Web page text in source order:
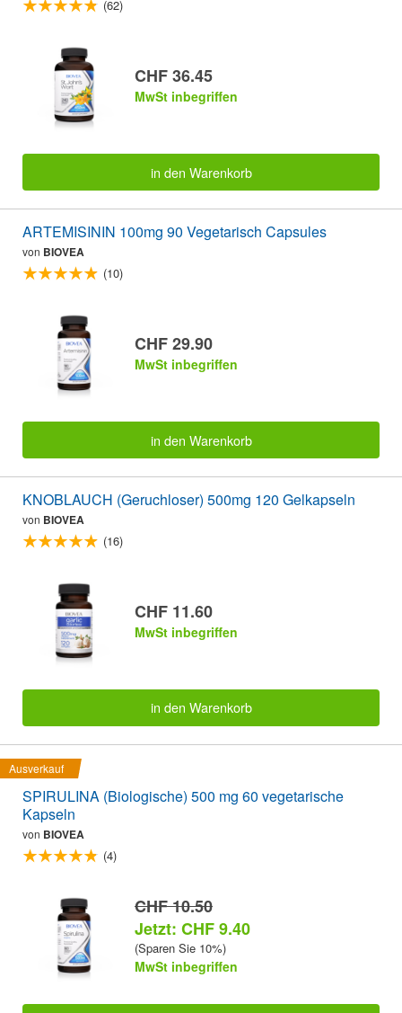
(62)
CHF 36.45
MwSt inbegriffen
in den Warenkorb
ARTEMISININ 100mg 90 Vegetarisch Capsules
von BIOVEA
(10)
CHF 29.90
MwSt inbegriffen
in den Warenkorb
KNOBLAUCH (Geruchloser) 500mg 120 Gelkapseln
von BIOVEA
(16)
CHF 11.60
MwSt inbegriffen
in den Warenkorb
Ausverkauf
SPIRULINA (Biologische) 500 mg 60 vegetarische
Kapseln
von BIOVEA
(4)
CHF 10.50
Jetzt: CHF 9.40
(Sparen Sie 10%)
MwSt inbegriffen